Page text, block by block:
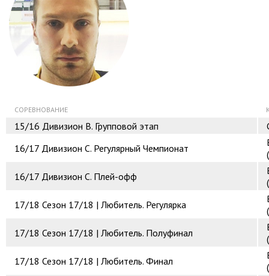
СОРЕВНОВАНИЕ
15/16 Дивизион B. Групповой этап
16/17 Дивизион C. Регулярный Чемпионат
16/17 Дивизион C. Плей-офф
17/18 Сезон 17/18 | Любитель. Регулярка
17/18 Сезон 17/18 | Любитель. Полуфинал
17/18 Сезон 17/18 | Любитель. Финал